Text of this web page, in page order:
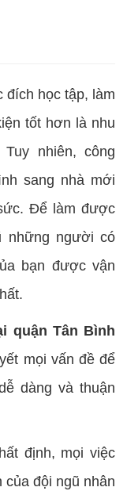
đích học tập, làm
tốt hơn là nhu
nhiên, công
sang nhà mới
Để làm được
những người có
bạn được vận
quận Tân Bình
mọi vấn đề để
dàng và thuận
định, mọi việc
đội ngũ nhân